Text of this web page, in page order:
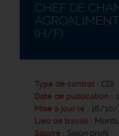
CHEF DE
(H/F)
Type de contrat
CDI
Date de publication
Mise à jour le
16/10/
Lieu de travail
Salaire
Selon profil